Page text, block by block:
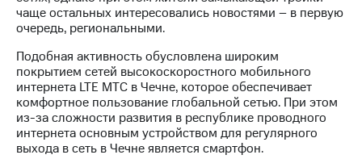
Собрания
акционеров
Личный
кабинет
акционера
Акционерный
капитал
Контроль
и
аудит
чаще остальных интересовались новостями – в первую
очередь, региональными.
Подобная активность обусловлена широким
покрытием сетей высокоскоростного мобильного
интернета LTE МТС в Чечне, которое обеспечивает
комфортное пользование глобальной сетью. При этом
из-за сложности развития в республике проводного
интернета основным устройством для регулярного
выхода в сеть в Чечне является смартфон.